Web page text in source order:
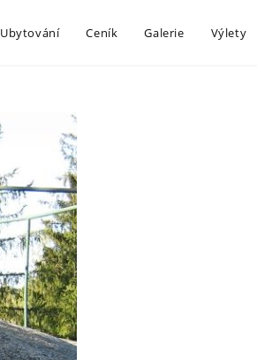
Ubytování Ceník Galerie Výlety